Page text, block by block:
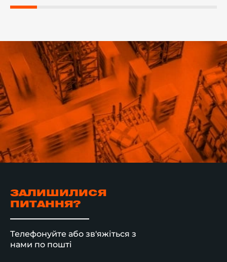
ЗАЛИШИЛИСЯ
ПИТАННЯ?
Телефонуйте або зв'яжіться з
нами по пошті